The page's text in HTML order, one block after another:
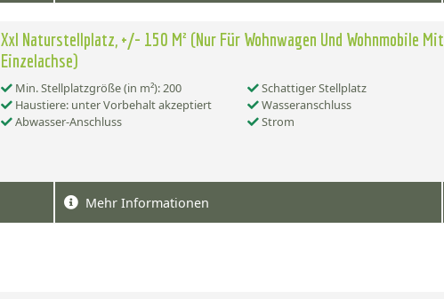
Xxl Naturstellplatz, +/- 150 M² (Nur Für Wohnwagen Und Wohnmobile Mit
Einzelachse)
Min. Stellplatzgröße (in m²): 200
Schattiger Stellplatz
Haustiere: unter Vorbehalt akzeptiert
Wasseranschluss
Abwasser-Anschluss
Strom
Mehr Informationen